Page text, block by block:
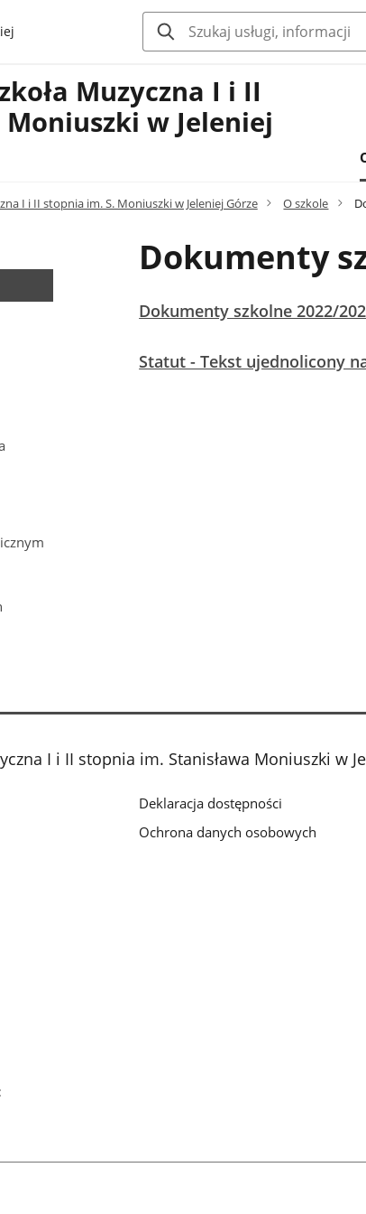
Muzyczna I i II
w Jeleniej
I i II stopnia im. S. Moniuszki w Jeleniej Górze O szkole
Dokumenty
Dokumenty szkolne 2022/
Statut - Tekst ujednolicony
I i II stopnia im. Stanisława Moniuszki w
Deklaracja dostępności
Ochrona danych osobowych